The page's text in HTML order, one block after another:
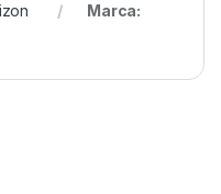
Marca: